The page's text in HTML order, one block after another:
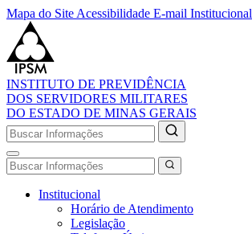
Mapa do Site Acessibilidade E-mail Institucional
INSTITUTO DE PREVIDÊNCIA
DOS SERVIDORES MILITARES
DO ESTADO DE MINAS GERAIS
Institucional
Horário de Atendimento
Legislação